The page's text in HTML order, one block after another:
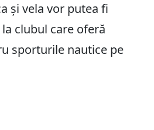
și vela vor putea fi
clubul care oferă
sporturile nautice pe